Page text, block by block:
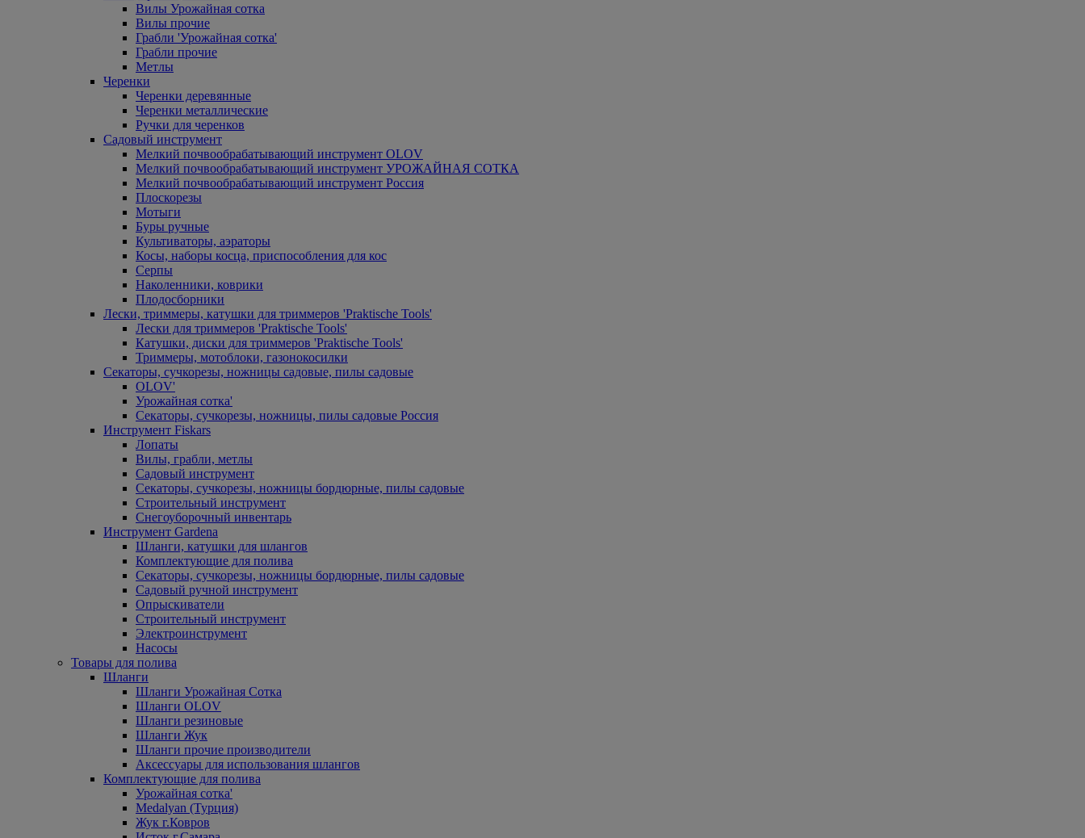
Вилы Урожайная сотка
Вилы прочие
Грабли 'Урожайная сотка'
Грабли прочие
Метлы
Черенки
Черенки деревянные
Черенки металлические
Ручки для черенков
Садовый инструмент
Мелкий почвообрабатывающий инструмент OLOV
Мелкий почвообрабатывающий инструмент УРОЖАЙНАЯ СОТКА
Мелкий почвообрабатывающий инструмент Россия
Плоскорезы
Мотыги
Буры ручные
Культиваторы, аэраторы
Косы, наборы косца, приспособления для кос
Серпы
Наколенники, коврики
Плодосборники
Лески, триммеры, катушки для триммеров 'Praktische Tools'
Лески для триммеров 'Praktische Tools'
Катушки, диски для триммеров 'Praktische Tools'
Триммеры, мотоблоки, газонокосилки
Секаторы, сучкорезы, ножницы садовые, пилы садовые
OLOV'
Урожайная сотка'
Секаторы, сучкорезы, ножницы, пилы садовые Россия
Инструмент Fiskars
Лопаты
Вилы, грабли, метлы
Садовый инструмент
Секаторы, сучкорезы, ножницы бордюрные, пилы садовые
Строительный инструмент
Снегоуборочный инвентарь
Инструмент Gardena
Шланги, катушки для шлангов
Комплектующие для полива
Секаторы, сучкорезы, ножницы бордюрные, пилы садовые
Садовый ручной инструмент
Опрыскиватели
Строительный инструмент
Электроинструмент
Насосы
Товары для полива
Шланги
Шланги Урожайная Сотка
Шланги OLOV
Шланги резиновые
Шланги Жук
Шланги прочие производители
Аксессуары для использования шлангов
Комплектующие для полива
Урожайная сотка'
Medalyan (Турция)
Жук г.Ковров